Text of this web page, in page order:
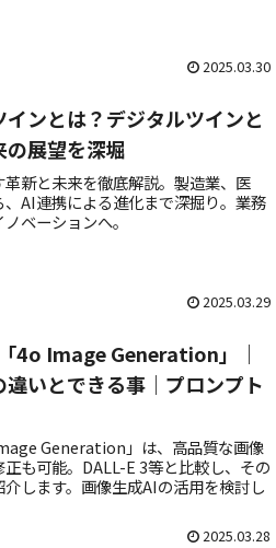
2025.03.30
インとは？デジタルツインと
展望を深堀
新と未来を徹底解説。製造業、医
AI連携による進化まで深掘り。業務
ベーションへ。
2025.03.29
4o Image Generation」｜
いとできる事｜プロンプト
Generation」は、高品質な画像
も可能。DALL-E 3等と比較し、その
します。画像生成AIの活用を検討し
2025.03.28